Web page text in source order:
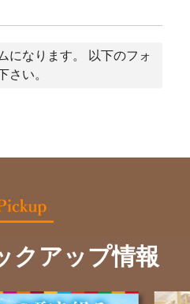
になります。 以下のフォ
さい。
クアップ情報